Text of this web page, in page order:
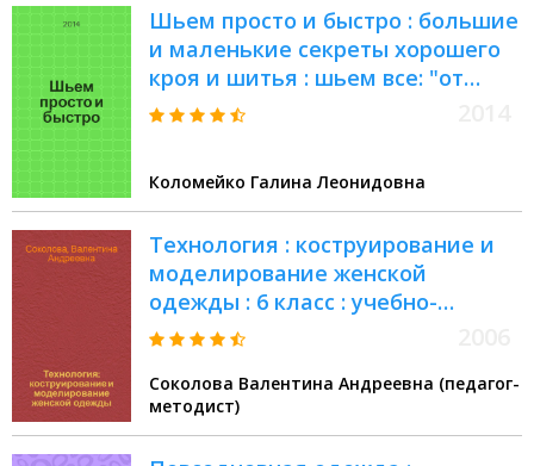
Шьем просто и быстро : большие
и маленькие секреты хорошего
кроя и шитья : шьем все: "от
юбки до шубки", решаем
выкройку, учимся моделировать
Коломейко Галина Леонидовна
Технология : коструирование и
моделирование женской
одежды : 6 класс : учебно-
методическое пособие
Соколова Валентина Андреевна (педагог-
методист)